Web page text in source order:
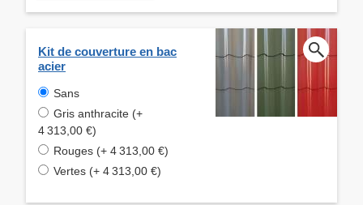
Kit de couverture en bac
acier
Sans
Gris anthracite (+
4 313,00 €)
Rouges (+ 4 313,00 €)
Vertes (+ 4 313,00 €)